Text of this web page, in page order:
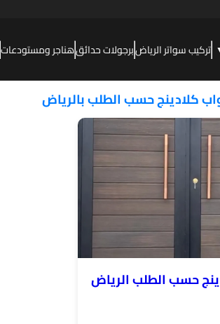
تركيب سواتر الرياضبرجولات حدائقهناجر ومستودعات
كلادينج حسب الطلب بالرياض
حسب الطلب الرياض